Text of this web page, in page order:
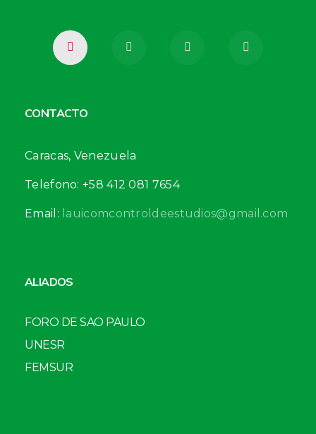
CONTACTO
Caracas, Venezuela
Telefono: +58 412 081 7654
Email: lauicomcontroldeestudios@gmail.com
ALIADOS
FORO DE SAO PAULO
UNESR
FEMSUR